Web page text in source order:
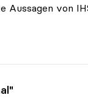
Aussagen von